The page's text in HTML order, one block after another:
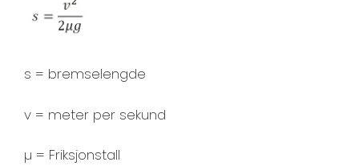
s = bremselengde
v = meter per sekund
µ = Friksjonstall